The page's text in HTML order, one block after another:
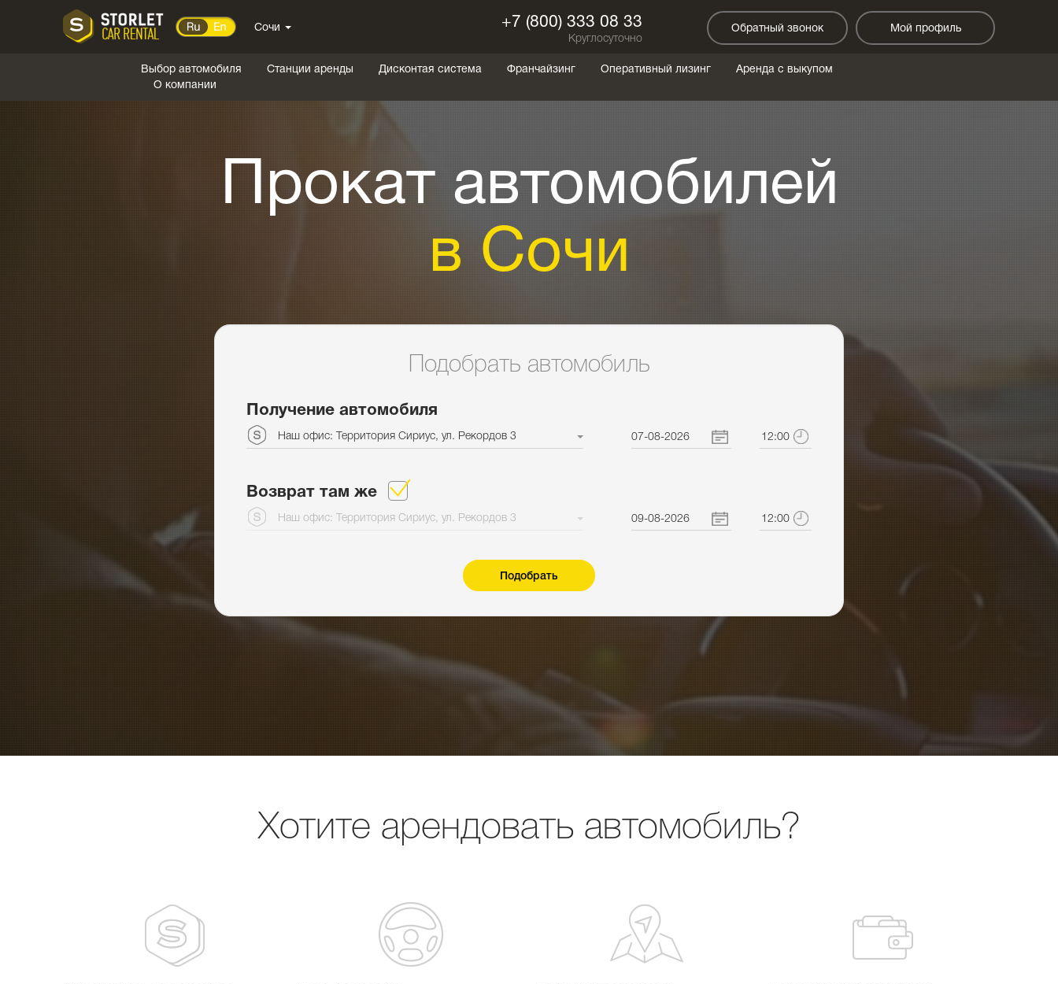
Сочи Мой профиль
Обратный звонок
+7 (800) 333 08 33
Круглосуточно
Выбор автомобиля Станции аренды Дисконтая система Франчайзинг Оперативный лизинг
Аренда с выкупом
О компании
Прокат автомобилей
в Сочи
Подобрать автомобиль
Получение автомобиля
Наш офис: Территория Сириус, ул. Рекордов 3 07-08-2026
Возврат там же
Наш офис: Территория Сириус, ул. Рекордов 3 09-08-2026
Хотите арендовать автомобиль?